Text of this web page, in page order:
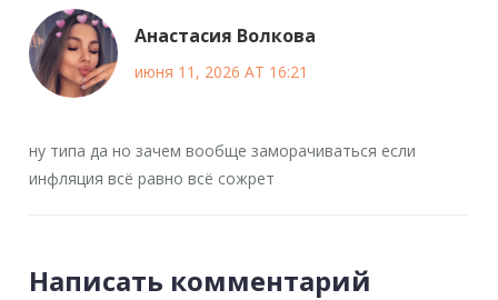
Анастасия Волкова
июня 11, 2026 AT 16:21
ну типа да но зачем вообще заморачиваться если
инфляция всё равно всё сожрет
Написать комментарий